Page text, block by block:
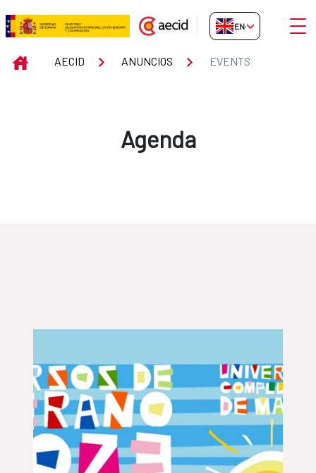
Skip to Main Content
Events
EN-GB
INICIOAECID ANUNCIOS EVENTS
Agenda